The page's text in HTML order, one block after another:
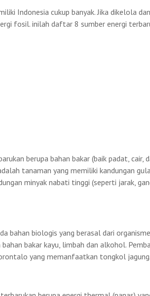
Indonesia cukup banyak. Jika dikelola dan
fosil. inilah daftar 8 sumber energi
berupa bahan bakar (baik padat, cair,
tanaman yang memiliki kandungan
minyak nabati tinggi (seperti jarak,
bahan biologis yang berasal dari
bakar kayu, limbah dan alkohol.
yang memanfaatkan tongkol jagung.